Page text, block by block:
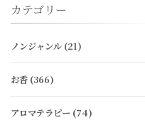
カテゴリー
ノンジャンル (21)
お香 (366)
アロマテラピー (74)